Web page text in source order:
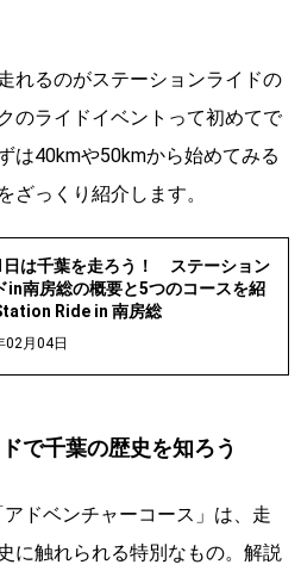
れるのがステーションライドの
ライドイベントって初めてで
は40kmや50kmから始めてみる
っくり紹介します。
日は千葉を走ろう！ ステーション
in南房総の概要と5つのコースを紹
Ride in 南房総
02月04日
で千葉の歴史を知ろう
ドベンチャーコース」は、走
に触れられる特別なもの。解説